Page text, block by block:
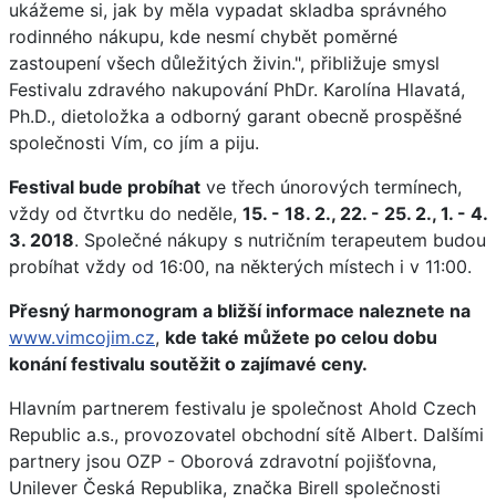
ukážeme si, jak by měla vypadat skladba správného
rodinného nákupu, kde nesmí chybět poměrné
zastoupení všech důležitých živin.", přibližuje smysl
Festivalu zdravého nakupování PhDr. Karolína Hlavatá,
Ph.D., dietoložka a odborný garant obecně prospěšné
společnosti Vím, co jím a piju.
Festival bude probíhat ve třech únorových termínech,
vždy od čtvrtku do neděle, 15. - 18. 2., 22. - 25. 2., 1. - 4.
3. 2018. Společné nákupy s nutričním terapeutem budou
probíhat vždy od 16:00, na některých místech i v 11:00.
Přesný harmonogram a bližší informace naleznete na
www.vimcojim.cz, kde také můžete po celou dobu
konání festivalu soutěžit o zajímavé ceny.
Hlavním partnerem festivalu je společnost Ahold Czech
Republic a.s., provozovatel obchodní sítě Albert. Dalšími
partnery jsou OZP - Oborová zdravotní pojišťovna,
Unilever Česká Republika, značka Birell společnosti